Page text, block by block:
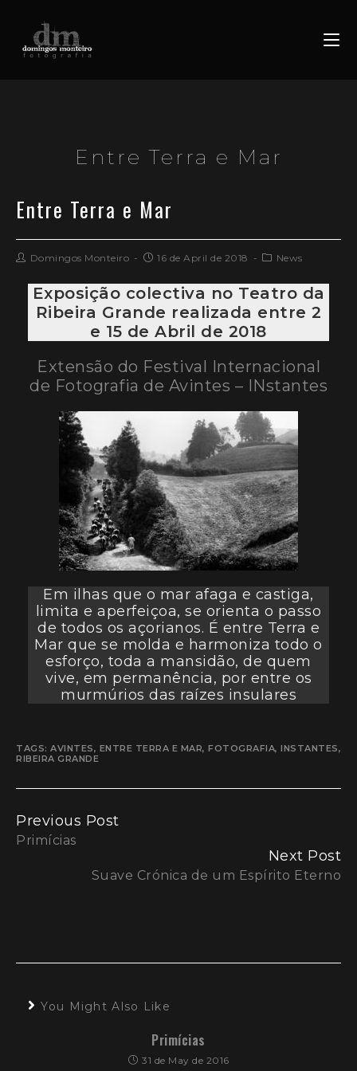
Entre Terra e Mar
Entre Terra e Mar
Domingos Monteiro 16 de April de 2018 News
Exposição colectiva no Teatro da
Ribeira Grande realizada entre 2
e 15 de Abril de 2018
Extensão do Festival Internacional
de Fotografia de Avintes – INstantes
Em ilhas que o mar afaga e castiga,
limita e aperfeiçoa, se orienta o passo
de todos os açorianos. É entre Terra e
Mar que se molda e harmoniza todo o
esforço, toda a mansidão, de quem
vive, em permanência, por entre os
murmúrios das raízes insulares
TAGS: AVINTES, ENTRE TERRA E MAR, FOTOGRAFIA, INSTANTES,
RIBEIRA GRANDE
Continue
Reading
Previous Post
Primícias
Next Post
Suave Crónica de um Espírito Eterno
You Might Also Like
Primícias
31 de May de 2016